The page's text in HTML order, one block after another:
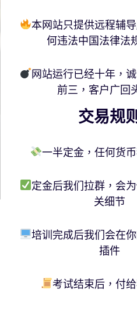
本网站只提供远程辅
何违法中国法律法
网站运行已经十年，
前三，客户广回
交易规
一半定金，任何货
定金后我们拉群，会
关细节
培训完成后我们会在
插件
考试结束后，付